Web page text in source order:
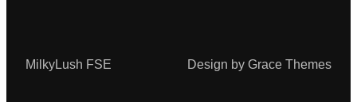
MilkyLush FSE Design by Grace Themes